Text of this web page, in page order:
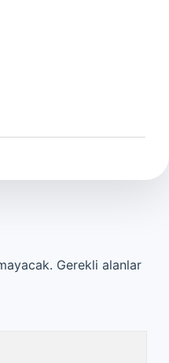
Gerekli alanlar